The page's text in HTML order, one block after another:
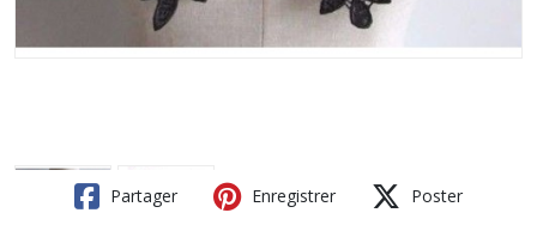
Partager Enregistrer Poster